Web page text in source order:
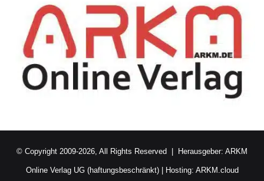
© Copyright 2009-2026, All Rights Reserved | Herausgeber: ARKM
Online Verlag UG (haftungsbeschränkt)| Hosting: ARKM.cloud